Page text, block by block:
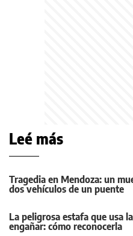
Leé más
Tragedia en Mendoza: un
dos vehículos de un puente
La peligrosa estafa que usa
engañar: cómo reconocerla